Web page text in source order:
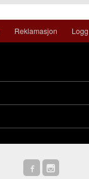
Reklamasjon